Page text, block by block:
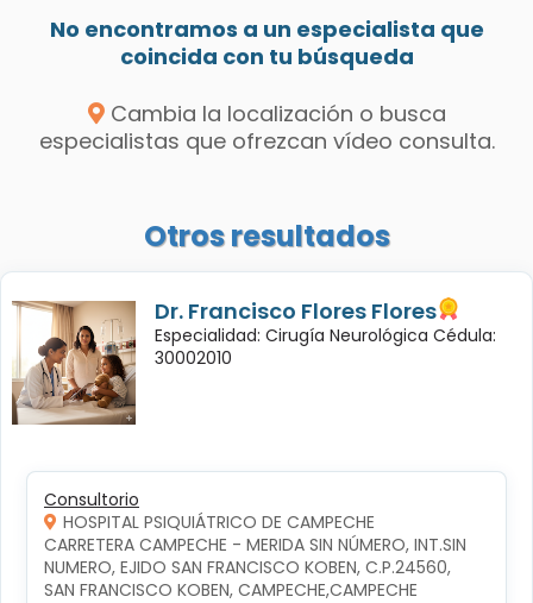
No encontramos a un especialista que
coincida con tu búsqueda
Cambia la localización o busca
especialistas que ofrezcan vídeo consulta.
Otros resultados
Dr. Francisco Flores Flores
Especialidad: Cirugía Neurológica Cédula:
30002010
Consultorio
HOSPITAL PSIQUIÁTRICO DE CAMPECHE
CARRETERA CAMPECHE - MERIDA SIN NÚMERO, INT.SIN
NUMERO, EJIDO SAN FRANCISCO KOBEN, C.P.24560,
SAN FRANCISCO KOBEN, CAMPECHE,CAMPECHE